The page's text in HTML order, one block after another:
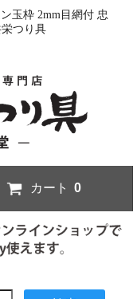
玉枠 2mm目網付 忠
つり具
カート 0